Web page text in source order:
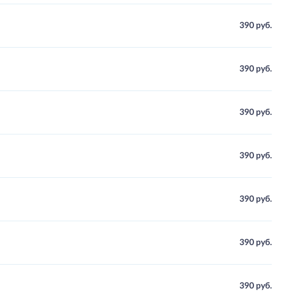
390 руб.
390 руб.
390 руб.
390 руб.
390 руб.
390 руб.
390 руб.